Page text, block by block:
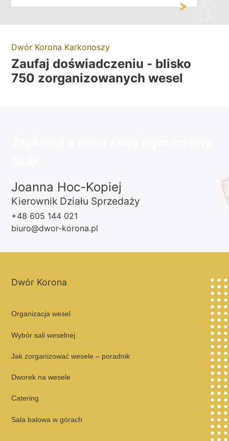
Dwór Korona Karkonoszy
Zaufaj doświadczeniu - blisko
750 zorganizowanych wesel
Joanna Hoc-Kopiej
Kierownik Działu Sprzedaży
+48 605 144 021
biuro@dwor-korona.pl
Dwór Korona
Organizacja wesel
Wybór sali weselnej
Jak zorganizować wesele – poradnik
Dworek na wesele
Catering
Sala balowa w górach